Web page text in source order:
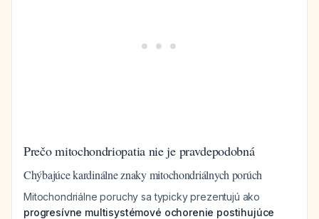
Prečo mitochondriopatia nie je pravdepodobná
Chýbajúce kardinálne znaky mitochondriálnych porúch
Mitochondriálne poruchy sa typicky prezentujú ako
progresívne multisystémové ochorenie postihujúce